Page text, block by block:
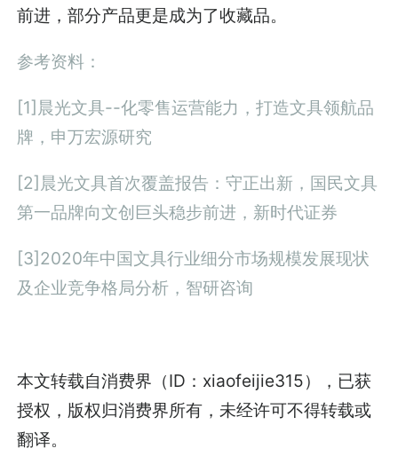
前进，部分产品更是成为了收藏品。
参考资料：
[1]晨光文具--化零售运营能力，打造文具领航品
牌，申万宏源研究
[2]晨光文具首次覆盖报告：守正出新，国民文具
第一品牌向文创巨头稳步前进，新时代证券
[3]2020年中国文具行业细分市场规模发展现状
及企业竞争格局分析，智研咨询
本文转载自消费界（ID：xiaofeijie315），已获
授权，版权归消费界所有，未经许可不得转载或
翻译。